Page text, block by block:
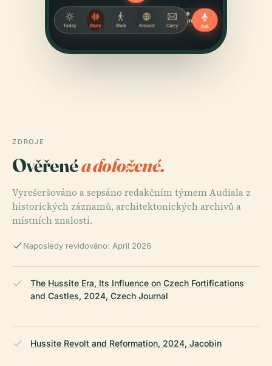
ZDROJE
Ověřenéa doložené.
Vyrešeršováno a sepsáno redakčním týmem Audiala z
historických záznamů, architektonických archivů a
místních znalostí.
Naposledy revidováno: April 2026
The Hussite Era, Its Influence on Czech Fortifications
and Castles, 2024, Czech Journal
Hussite Revolt and Reformation, 2024, Jacobin